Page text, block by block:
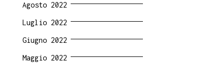
Agosto 2022
Luglio 2022
Giugno 2022
Maggio 2022